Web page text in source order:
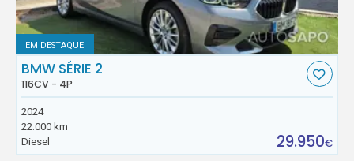
EM DESTAQUE
BMW SÉRIE 2
116CV - 4P
2024
22.000 km
Diesel
29.950€